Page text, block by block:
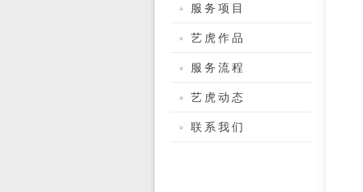
服务项目
艺虎作品
服务流程
艺虎动态
联系我们